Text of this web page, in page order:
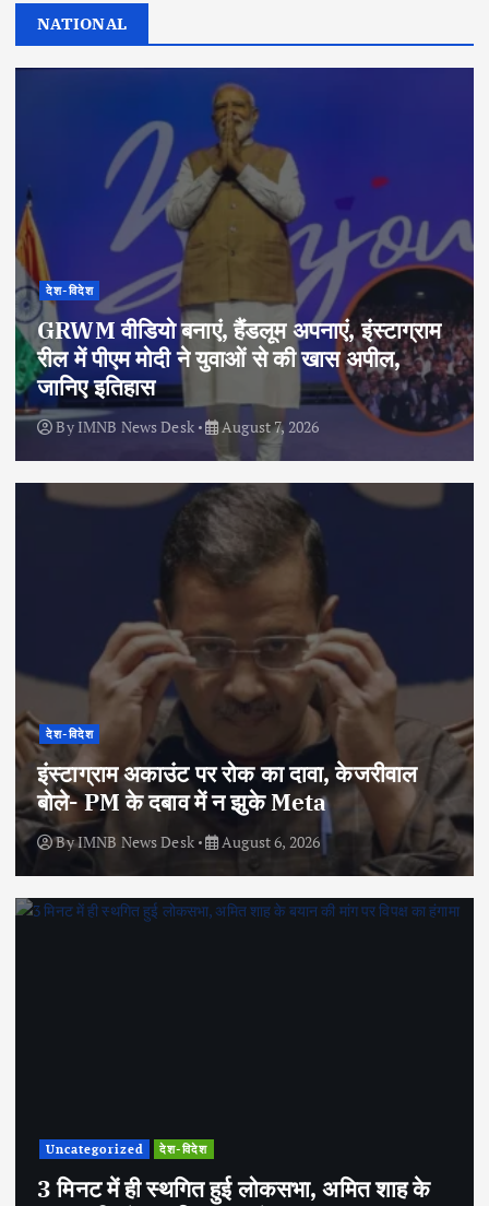
NATIONAL
देश-विदेश
GRWM वीडियो बनाएं, हैंडलूम अपनाएं, इंस्टाग्राम
रील में पीएम मोदी ने युवाओं से की खास अपील,
जानिए इतिहास
By IMNB News Desk August 7, 2026
देश-विदेश
इंस्टाग्राम अकाउंट पर रोक का दावा, केजरीवाल
बोले- PM के दबाव में न झुके Meta
ByIMNB News Desk August 6, 2026
Uncategorized देश-विदेश
3 मिनट में ही स्थगित हुई लोकसभा, अमित शाह के